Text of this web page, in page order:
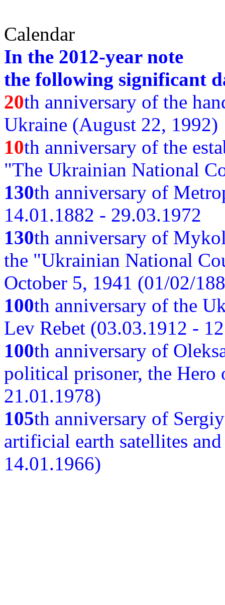
Calendar
In the 2012-year note
the following significant
20th anniversary of the
Ukraine (August 22, 1992)
10th anniversary of the
"The Ukrainian National
130th anniversary of
14.01.1882 - 29.03.1972
130th anniversary of
the "Ukrainian National
October 5, 1941 (01/02/
100th anniversary of the
Lev Rebet (03.03.1912 -
100th anniversary of
political prisoner, the
21.01.1978)
105th anniversary of
artificial earth satellites
14.01.1966)